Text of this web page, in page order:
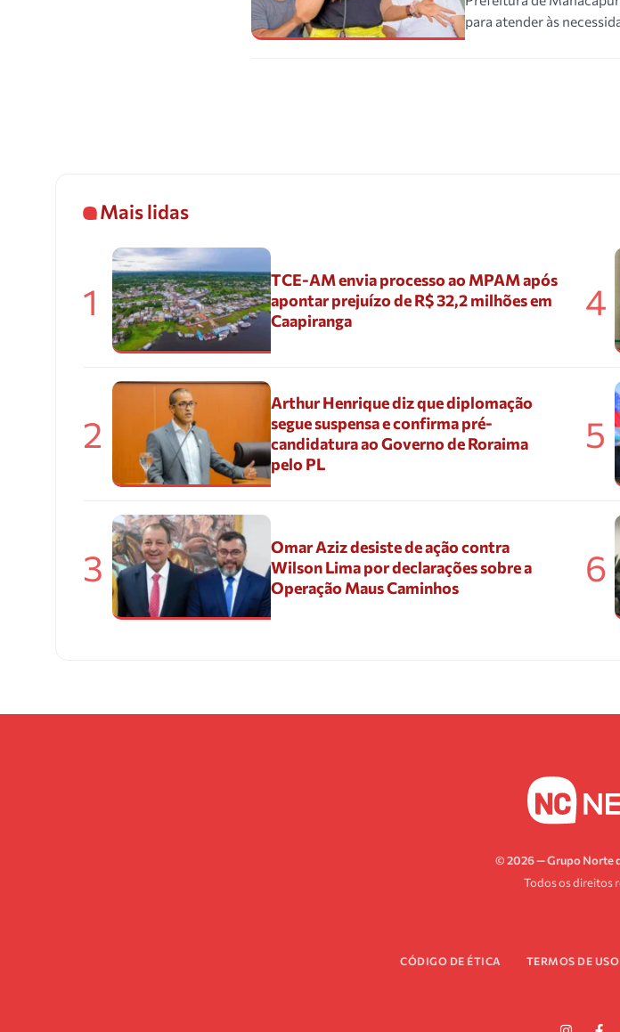
para atender às
Mais lidas
1
TCE-AM envia processo ao MPAM após
apontar prejuízo de R$ 32,2 milhões em
Caapiranga
2
Arthur Henrique diz que diplomação
segue suspensa e confirma pré-
candidatura ao Governo de Roraima
pelo PL
3
Omar Aziz desiste de ação contra
Wilson Lima por declarações sobre a
Operação Maus Caminhos
4
5
6
© 2026 — Grupo Norte
Todos os direitos
CÓDIGO DE ÉTICA TERMOS DE USO